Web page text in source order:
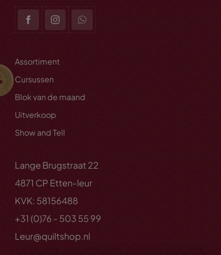
Assortiment
Cursussen
Blok van de maand
Uitverkoop
Show and Tell
Lange Brugstraat 22
4871 CP Etten-leur
KVK: 58156488
+31 (0)76 - 503 55 99
Leur@quiltshop.nl